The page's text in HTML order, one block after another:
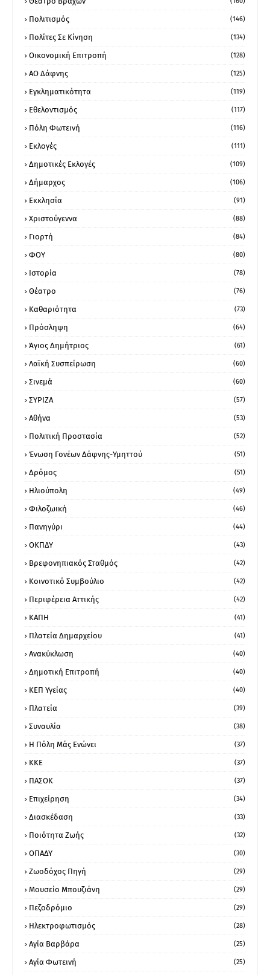
Πολιτισμός (146)
Πολίτες Σε Κίνηση (134)
Οικονομική Επιτροπή (128)
ΑΟ Δάφνης (125)
Εγκληματικότητα (119)
Εθελοντισμός (117)
Πόλη Φωτεινή (116)
Εκλογές (111)
Δημοτικές Εκλογές (109)
Δήμαρχος (106)
Εκκλησία (91)
Χριστούγεννα (88)
Γιορτή (84)
ΦΟΥ (80)
Ιστορία (78)
Θέατρο (76)
Καθαριότητα (73)
Πρόσληψη (64)
Άγιος Δημήτριος (61)
Λαϊκή Συσπείρωση (60)
Σινεμά (60)
ΣΥΡΙΖΑ (57)
Αθήνα (53)
Πολιτική Προστασία (52)
Ένωση Γονέων Δάφνης-Υμηττού (51)
Δρόμος (51)
Ηλιούπολη (49)
Φιλοζωική (46)
Πανηγύρι (44)
ΟΚΠΔΥ (43)
Βρεφονηπιακός Σταθμός (42)
Κοινοτικό Συμβούλιο (42)
Περιφέρεια Αττικής (42)
ΚΑΠΗ (41)
Πλατεία Δημαρχείου (41)
Ανακύκλωση (40)
Δημοτική Επιτροπή (40)
ΚΕΠ Υγείας (40)
Πλατεία (39)
Συναυλία (38)
Η Πόλη Μάς Ενώνει (37)
ΚΚΕ (37)
ΠΑΣΟΚ (37)
Επιχείρηση (34)
Διασκέδαση (33)
Ποιότητα Ζωής (32)
ΟΠΑΔΥ (30)
Ζωοδόχος Πηγή (29)
Μουσείο Μπουζιάνη (29)
Πεζοδρόμιο (29)
Ηλεκτροφωτισμός (28)
Αγία Βαρβάρα (25)
Αγία Φωτεινή (25)